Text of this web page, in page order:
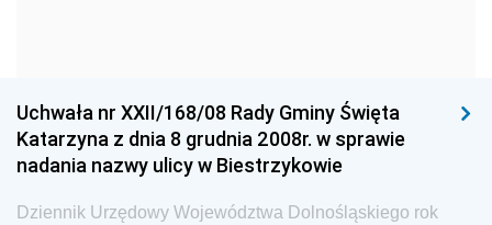
Dziennik Urzędowy Urzędu Ochrony Konkurencji i
Konsumentów
Społecznej
Uchwała nr XXII/168/08 Rady Gminy Święta
Katarzyna z dnia 8 grudnia 2008r. w sprawie
nadania nazwy ulicy w Biestrzykowie
Dziennik Urzędowy Województwa Dolnośląskiego rok